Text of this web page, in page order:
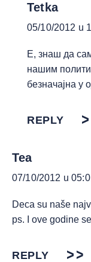
Tetka
05/10/2012 u
Е, знаш да
нашим
безначајна у
REPLY
Tea
07/10/2012 u
Deca su naše
ps. I ove godine
REPLY